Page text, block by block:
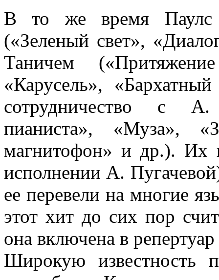
В то же время Паулс
(«Зеленый свет»,
Таничем
«Карусель»,
сотрудничество с А.
пианиста», «Муза»,
магнитофон» и др.). Их
исполнении А.
ее перевели на многие
этот хит до сих пор
она включена в репертуар
Широкую известность